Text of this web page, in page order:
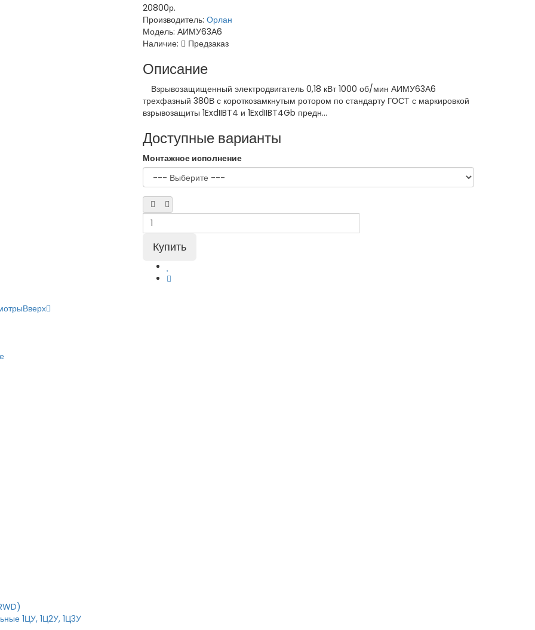
20800р.
Производитель: Орлан
Модель: АИМУ63А6
Наличие:
Предзаказ
Описание
Взрывозащищенный электродвигатель 0,18 кВт 1000 об/мин АИМУ63А6
трехфазный 380В с короткозамкнутым ротором по стандарту ГОСТ с маркировкой
взрывозащиты 1ExdIIBT4 и 1ExdIIBT4Gb предн...
Доступные варианты
Монтажное исполнение
Вверх
1ЦУ, 1Ц2У, 1Ц3У